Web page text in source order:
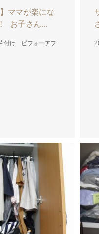
ママが楽にな
! お子さん...
片付け ビフォーアフ